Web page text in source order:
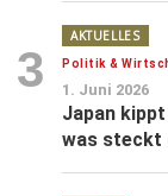
3
AKTUELLES
Politik &
1. Juni 2026
Japan
was steckt